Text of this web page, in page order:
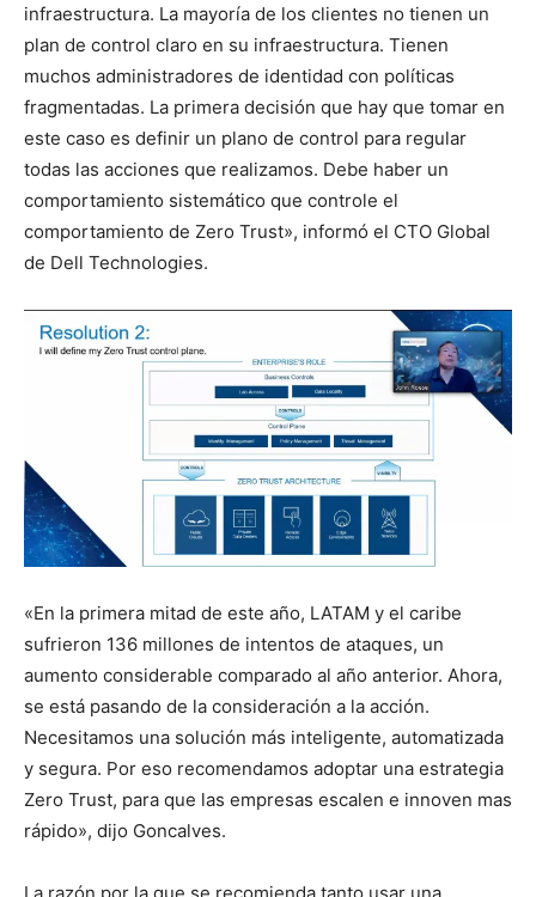
infraestructura. La mayoría de los clientes no tienen un
plan de control claro en su infraestructura. Tienen
muchos administradores de identidad con políticas
fragmentadas. La primera decisión que hay que tomar en
este caso es definir un plano de control para regular
todas las acciones que realizamos. Debe haber un
comportamiento sistemático que controle el
comportamiento de Zero Trust», informó el CTO Global
de Dell Technologies.
«En la primera mitad de este año, LATAM y el caribe
sufrieron 136 millones de intentos de ataques, un
aumento considerable comparado al año anterior. Ahora,
se está pasando de la consideración a la acción.
Necesitamos una solución más inteligente, automatizada
y segura. Por eso recomendamos adoptar una estrategia
Zero Trust, para que las empresas escalen e innoven mas
rápido», dijo Goncalves.
La razón por la que se recomienda tanto usar una